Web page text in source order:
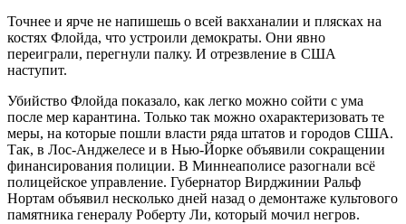
Точнее и ярче не напишешь о всей вакханалии и плясках на
костях Флойда, что устроили демократы. Они явно
переиграли, перегнули палку. И отрезвление в США
наступит.
Убийство Флойда показало, как легко можно сойти с ума
после мер карантина. Только так можно охарактеризовать те
меры, на которые пошли власти ряда штатов и городов США.
Так, в Лос-Анджелесе и в Нью-Йорке объявили сокращении
финансирования полиции. В Миннеаполисе разогнали всё
полицейское управление. Губернатор Вирджинии Ральф
Нортам объявил несколько дней назад о демонтаже культового
памятника генералу Роберту Ли, который мочил негров.